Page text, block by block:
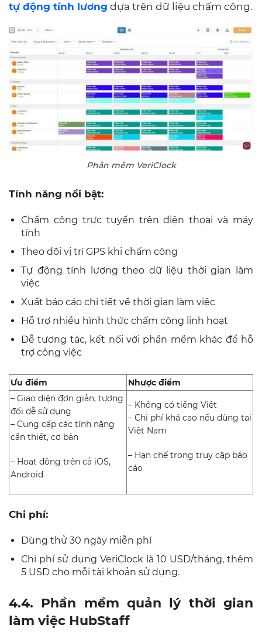
tự động tính lương dựa trên dữ liệu chấm công.
Phần mềm VeriClock
Tính năng nổi bật:
Chấm công trực tuyến trên điện thoại và máy
tính
Theo dõi vị trí GPS khi chấm công
Tự động tính lương theo dữ liệu thời gian làm
việc
Xuất báo cáo chi tiết về thời gian làm việc
Hỗ trợ nhiều hình thức chấm công linh hoạt
Dễ tương tác, kết nối với phần mềm khác để hỗ
trợ công việc
Ưu điểm
Nhược điểm
– Giao diện đơn giản, tương
đối dễ sử dụng
– Cung cấp các tính năng
cần thiết, cơ bản
– Hoạt động trên cả iOS,
Android
– Không có tiếng Việt
– Chi phí khá cao nếu dùng tại
Việt Nam
– Hạn chế trong truy cập báo
cáo
Chi phí:
Dùng thử 30 ngày miễn phí
Chi phí sử dụng VeriClock là 10 USD/tháng, thêm
5 USD cho mỗi tài khoản sử dụng.
4.4. Phần mềm quản lý thời gian
làm việc HubStaff